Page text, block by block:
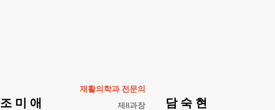
재활의학과 전문의
조 미 애 제8과장 담 숙 현